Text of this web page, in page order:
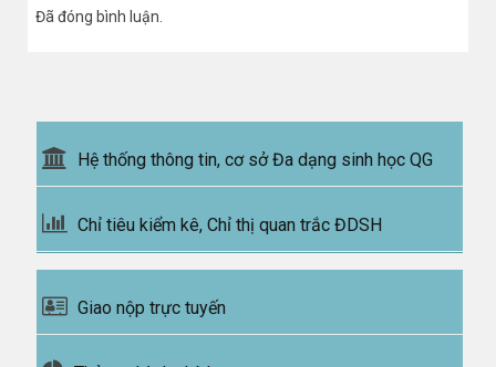
Đã đóng bình luận.
Hệ thống thông tin, cơ sở Đa dạng sinh học QG
Chỉ tiêu kiểm kê, Chỉ thị quan trắc ĐDSH
Giao nộp trực tuyến